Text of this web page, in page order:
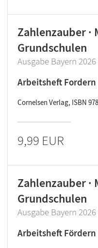
Zahlenzauber
Grundschulen
Ausgabe Bayern
Arbeitsheft Fordern
Cornelsen Verlag, ISBN
9,99 EUR
Zahlenzauber
Grundschulen
Ausgabe Bayern
Arbeitsheft Fördern